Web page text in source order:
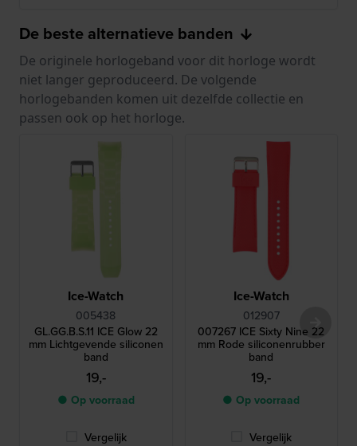
De beste alternatieve banden
De originele horlogeband voor dit horloge wordt
niet langer geproduceerd. De volgende
horlogebanden komen uit dezelfde collectie en
passen ook op het horloge.
Ice-Watch
005438
GL.GG.B.S.11 ICE Glow 22
mm Lichtgevende siliconen
band
19,-
● Op voorraad
Vergelijk
Ice-Watch
012907
007267 ICE Sixty Nine 22
mm Rode siliconenrubber
band
19,-
● Op voorraad
Vergelijk